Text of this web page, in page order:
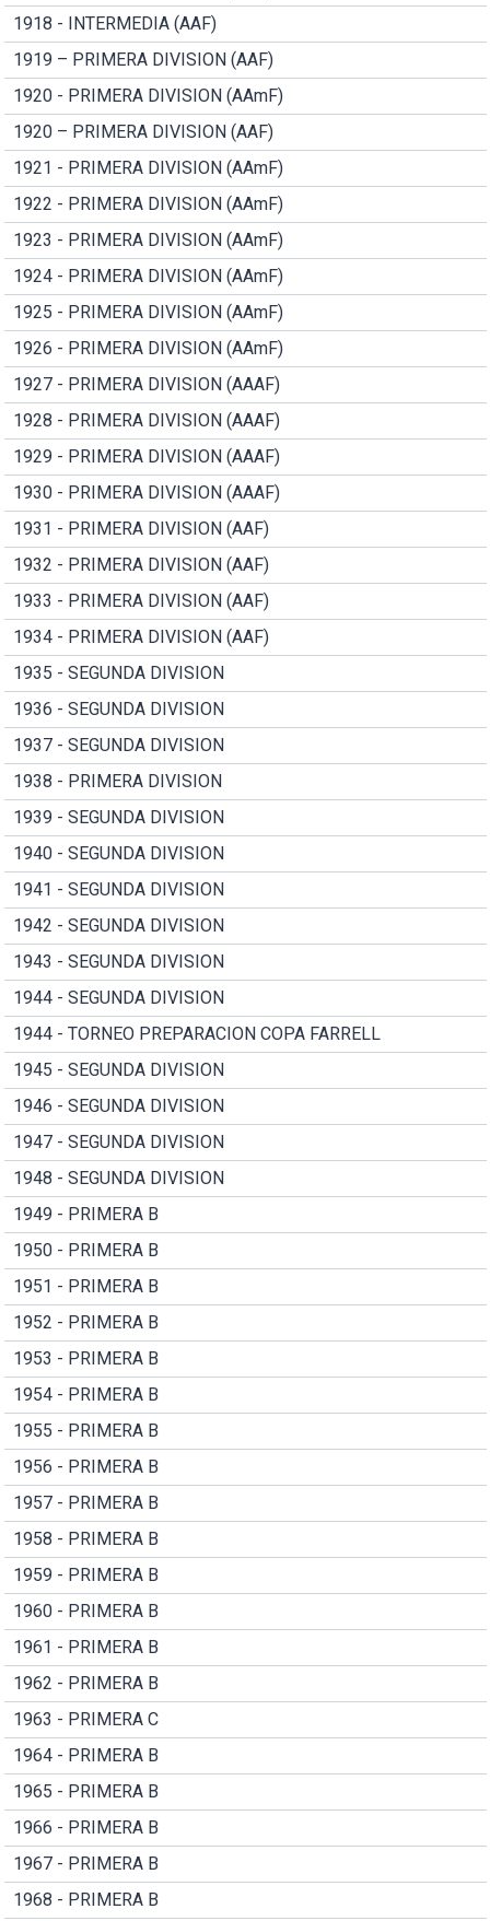
1918 - INTERMEDIA (AAF)
1919 – PRIMERA DIVISION (AAF)
1920 - PRIMERA DIVISION (AAmF)
1920 – PRIMERA DIVISION (AAF)
1921 - PRIMERA DIVISION (AAmF)
1922 - PRIMERA DIVISION (AAmF)
1923 - PRIMERA DIVISION (AAmF)
1924 - PRIMERA DIVISION (AAmF)
1925 - PRIMERA DIVISION (AAmF)
1926 - PRIMERA DIVISION (AAmF)
1927 - PRIMERA DIVISION (AAAF)
1928 - PRIMERA DIVISION (AAAF)
1929 - PRIMERA DIVISION (AAAF)
1930 - PRIMERA DIVISION (AAAF)
1931 - PRIMERA DIVISION (AAF)
1932 - PRIMERA DIVISION (AAF)
1933 - PRIMERA DIVISION (AAF)
1934 - PRIMERA DIVISION (AAF)
1935 - SEGUNDA DIVISION
1936 - SEGUNDA DIVISION
1937 - SEGUNDA DIVISION
1938 - PRIMERA DIVISION
1939 - SEGUNDA DIVISION
1940 - SEGUNDA DIVISION
1941 - SEGUNDA DIVISION
1942 - SEGUNDA DIVISION
1943 - SEGUNDA DIVISION
1944 - SEGUNDA DIVISION
1944 - TORNEO PREPARACION COPA FARRELL
1945 - SEGUNDA DIVISION
1946 - SEGUNDA DIVISION
1947 - SEGUNDA DIVISION
1948 - SEGUNDA DIVISION
1949 - PRIMERA B
1950 - PRIMERA B
1951 - PRIMERA B
1952 - PRIMERA B
1953 - PRIMERA B
1954 - PRIMERA B
1955 - PRIMERA B
1956 - PRIMERA B
1957 - PRIMERA B
1958 - PRIMERA B
1959 - PRIMERA B
1960 - PRIMERA B
1961 - PRIMERA B
1962 - PRIMERA B
1963 - PRIMERA C
1964 - PRIMERA B
1965 - PRIMERA B
1966 - PRIMERA B
1967 - PRIMERA B
1968 - PRIMERA B